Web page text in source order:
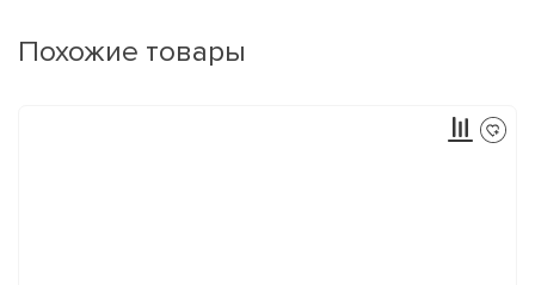
Похожие товары